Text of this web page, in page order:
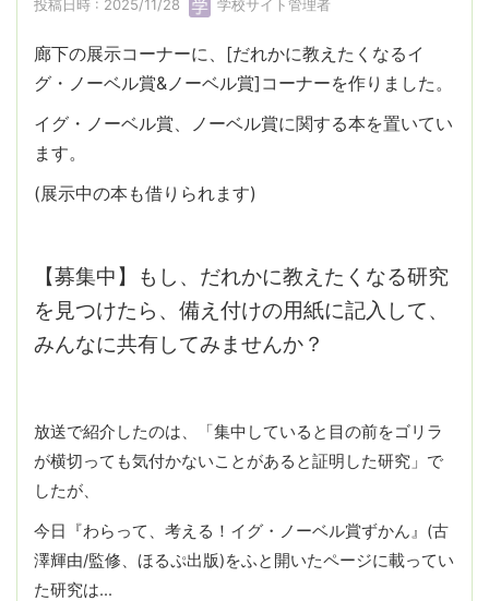
投稿日時 : 2025/11/28 学校サイト管理者
廊下の展示コーナーに、[だれかに教えたくなるイ
グ・ノーベル賞&ノーベル賞]コーナーを作りました。
イグ・ノーベル賞、ノーベル賞に関する本を置いてい
ます。
(展示中の本も借りられます)
【募集中】もし、だれかに教えたくなる研究
を見つけたら、備え付けの用紙に記入して、
みんなに共有してみませんか？
放送で紹介したのは、「集中していると目の前をゴリラ
が横切っても気付かないことがあると証明した研究」で
したが、
今日『わらって、考える！イグ・ノーベル賞ずかん』(古
澤輝由/監修、ほるぷ出版)をふと開いたページに載ってい
た研究は…